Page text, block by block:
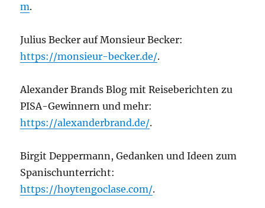
m.
Julius Becker auf Monsieur Becker:
https://monsieur-becker.de/.
Alexander Brands Blog mit Reiseberichten zu
PISA-Gewinnern und mehr:
https://alexanderbrand.de/.
Birgit Deppermann, Gedanken und Ideen zum
Spanischunterricht:
https://hoytengoclase.com/.